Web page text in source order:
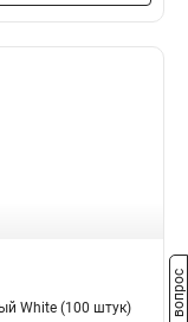
White (100 штук)